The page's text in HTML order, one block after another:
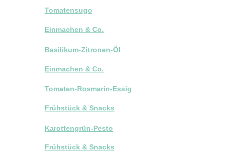
Tomatensugo
Einmachen & Co.
Basilikum-Zitronen-Öl
Einmachen & Co.
Tomaten-Rosmarin-Essig
Frühstück & Snacks
Karottengrün-Pesto
Frühstück & Snacks